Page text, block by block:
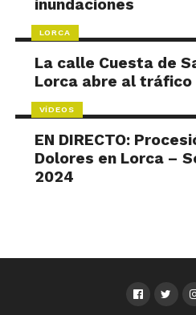
inundaciones
LORCA
La calle Cuesta de
Lorca abre al
VÍDEOS
EN DIRECTO:
Dolores en Lorca –
2024